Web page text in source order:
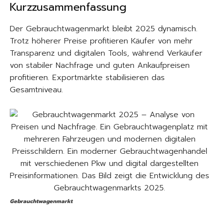
Kurzzusammenfassung
Der Gebrauchtwagenmarkt bleibt 2025 dynamisch.
Trotz höherer Preise profitieren Käufer von mehr
Transparenz und digitalen Tools, während Verkäufer
von stabiler Nachfrage und guten Ankaufpreisen
profitieren. Exportmärkte stabilisieren das
Gesamtniveau.
Gebrauchtwagenmarkt